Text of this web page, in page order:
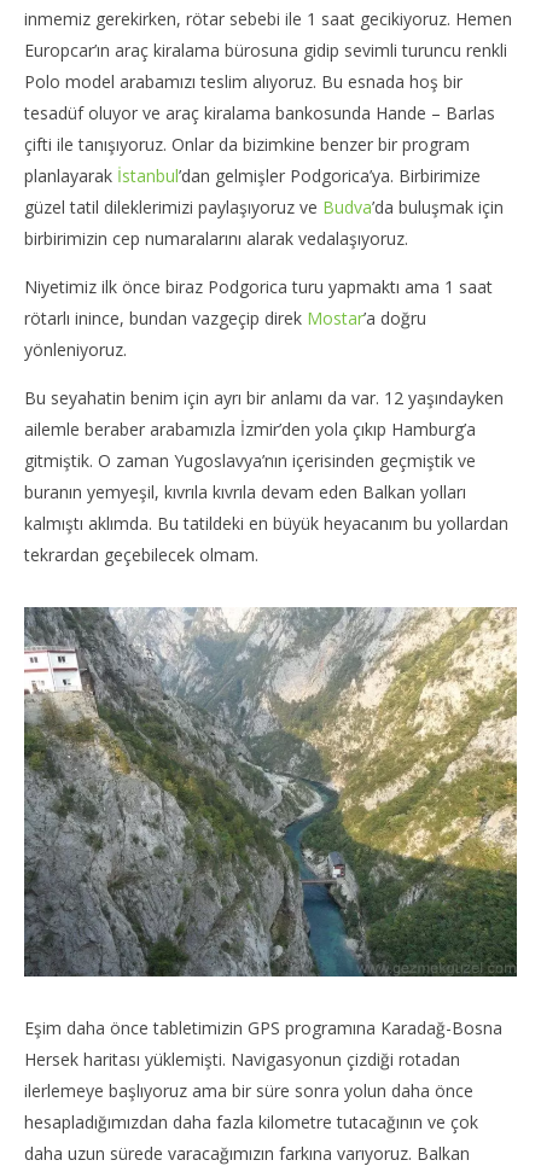
inmemiz gerekirken, rötar sebebi ile 1 saat gecikiyoruz. Hemen
Europcar’ın araç kiralama bürosuna gidip sevimli turuncu renkli
Polo model arabamızı teslim alıyoruz. Bu esnada hoş bir
tesadüf oluyor ve araç kiralama bankosunda Hande – Barlas
çifti ile tanışıyoruz. Onlar da bizimkine benzer bir program
planlayarak İstanbul’dan gelmişler Podgorica’ya. Birbirimize
güzel tatil dileklerimizi paylaşıyoruz ve Budva’da buluşmak için
birbirimizin cep numaralarını alarak vedalaşıyoruz.
Niyetimiz ilk önce biraz Podgorica turu yapmaktı ama 1 saat
rötarlı inince, bundan vazgeçip direk Mostar’a doğru
yönleniyoruz.
Bu seyahatin benim için ayrı bir anlamı da var. 12 yaşındayken
ailemle beraber arabamızla İzmir’den yola çıkıp Hamburg’a
gitmiştik. O zaman Yugoslavya’nın içerisinden geçmiştik ve
buranın yemyeşil, kıvrıla kıvrıla devam eden Balkan yolları
kalmıştı aklımda. Bu tatildeki en büyük heyacanım bu yollardan
tekrardan geçebilecek olmam.
Eşim daha önce tabletimizin GPS programına Karadağ-Bosna
Hersek haritası yüklemişti. Navigasyonun çizdiği rotadan
ilerlemeye başlıyoruz ama bir süre sonra yolun daha önce
hesapladığımızdan daha fazla kilometre tutacağının ve çok
daha uzun sürede varacağımızın farkına varıyoruz. Balkan